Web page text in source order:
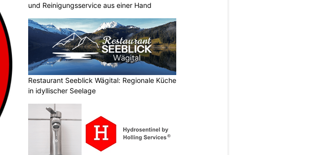
und Reinigungsservice aus einer Hand
Restaurant Seeblick Wägital: Regionale Küche
in idyllischer Seelage